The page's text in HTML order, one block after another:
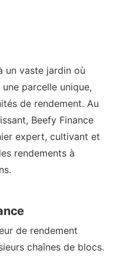
un vaste jardin où
parcelle unique,
de rendement. Au
Beefy Finance
expert, cultivant et
rendements à
de rendement
chaînes de blocs.